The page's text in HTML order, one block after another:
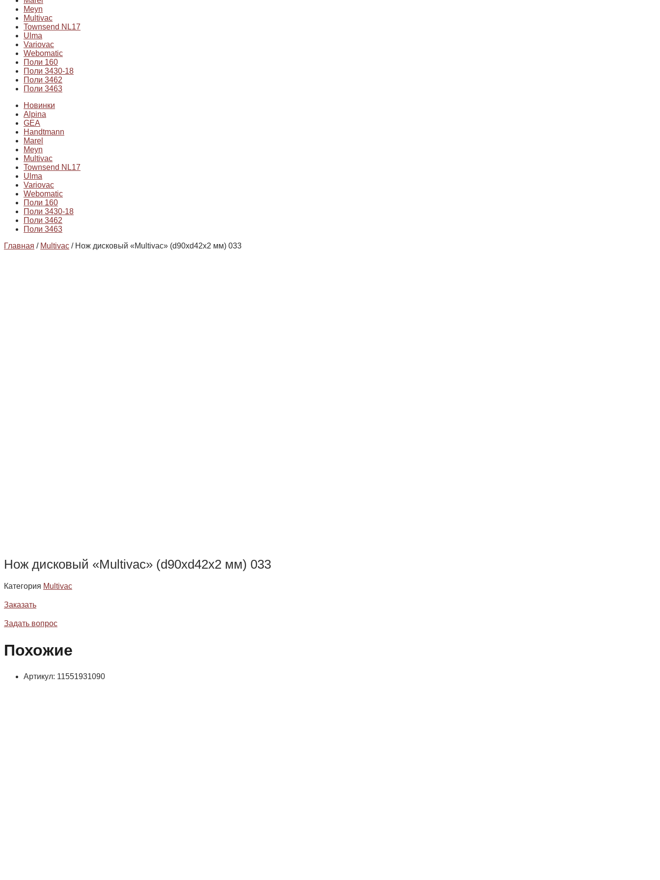
Meyn
Multivac
Townsend NL17
Ulma
Variovac
Webomatic
Поли 160
Поли 3430-18
Поли 3462
Поли 3463
Новинки
Alpina
GEA
Handtmann
Marel
Meyn
Multivac
Townsend NL17
Ulma
Variovac
Webomatic
Поли 160
Поли 3430-18
Поли 3462
Поли 3463
Главная / Multivac / Нож дисковый «Multivac» (d90хd42х2 мм) 033
Нож дисковый «Multivac» (d90хd42х2 мм) 033
Категория Multivac
Заказать
Задать вопрос
Похожие
Артикул: 11551931090